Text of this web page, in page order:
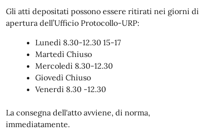
Gli atti depositati possono essere ritirati nei giorni di
apertura dell’Ufficio Protocollo-URP:
Lunedì 8.30-12.30 15-17
Martedì Chiuso
Mercoledì 8.30-12.30
Giovedì Chiuso
Venerdi 8.30 -12.30
La consegna dell'atto avviene, di norma,
immediatamente.